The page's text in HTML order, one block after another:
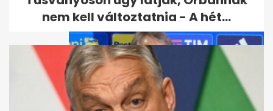
nem kell változtatnia - A hét...